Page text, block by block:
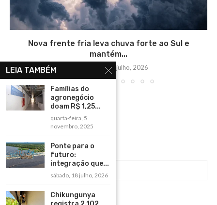
Nova frente fria leva chuva forte ao Sul e
mantém...
segunda-feira, 6 julho, 2026
LEIA TAMBÉM
Famílias do
agronegócio
doam R$ 1,25...
quarta-feira, 5
novembro, 2025
Ponte para o
futuro:
integração que...
sábado, 18 julho, 2026
Chikungunya